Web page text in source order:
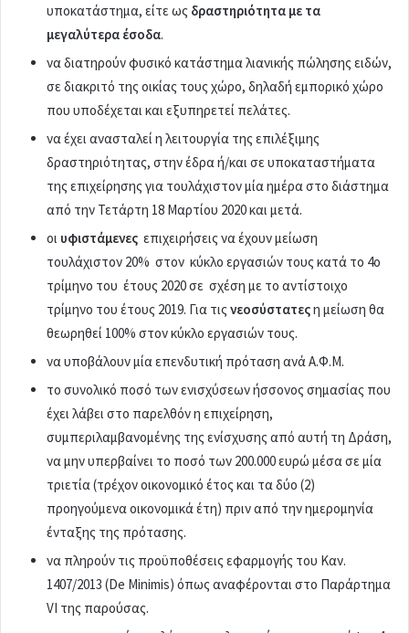
υποκατάστημα, είτε ως δραστηριότητα με τα
μεγαλύτερα έσοδα.
να διατηρούν φυσικό κατάστημα λιανικής πώλησης ειδών,
σε διακριτό της οικίας τους χώρο, δηλαδή εμπορικό χώρο
που υποδέχεται και εξυπηρετεί πελάτες.
να έχει ανασταλεί η λειτουργία της επιλέξιμης
δραστηριότητας, στην έδρα ή/και σε υποκαταστήματα
της επιχείρησης για τουλάχιστον μία ημέρα στο διάστημα
από την Τετάρτη 18 Μαρτίου 2020 και μετά.
οι υφιστάμενες επιχειρήσεις να έχουν μείωση
τουλάχιστον 20% στον κύκλο εργασιών τους κατά το 4ο
τρίμηνο του έτους 2020 σε σχέση με το αντίστοιχο
τρίμηνο του έτους 2019. Για τις νεοσύστατεςη μείωση θα
θεωρηθεί 100% στον κύκλο εργασιών τους.
να υποβάλουν μία επενδυτική πρόταση ανά Α.Φ.Μ.
το συνολικό ποσό των ενισχύσεων ήσσονος σημασίας που
έχει λάβει στο παρελθόν η επιχείρηση,
συμπεριλαμβανομένης της ενίσχυσης από αυτή τη Δράση,
να μην υπερβαίνει το ποσό των 200.000 ευρώ μέσα σε μία
τριετία (τρέχον οικονομικό έτος και τα δύο (2)
προηγούμενα οικονομικά έτη) πριν από την ημερομηνία
ένταξης της πρότασης.
να πληρούν τις προϋποθέσεις εφαρμογής του Καν.
1407/2013 (De Minimis) όπως αναφέρονται στο Παράρτημα
VI της παρούσας.